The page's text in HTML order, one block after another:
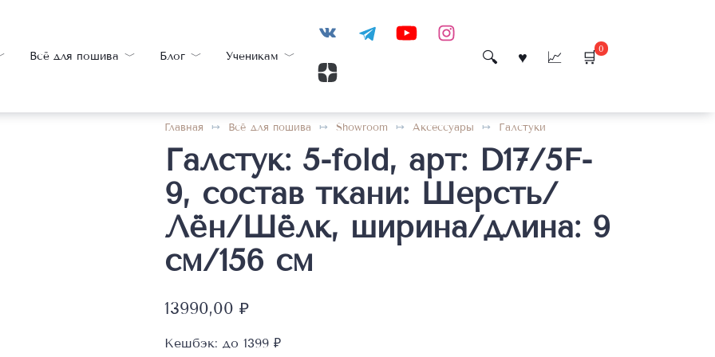
Всё для пошива Блог Ученикам
0
Главная Всё для пошива Showroom Аксессуары Галстуки
Галстук: 5-fold, арт: D17/5F-
9, состав ткани: Шерсть/
Лён/Шёлк, ширина/длина: 9
см/156 см
13990,00 ₽
Кешбэк: до 1399 ₽